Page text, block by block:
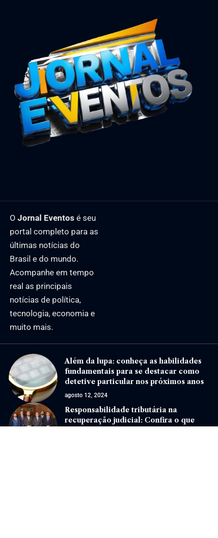
O Jornal Eventos é seu
portal completo para as
últimas notícias do
Brasil e do mundo.
Acompanhe em tempo
real as principais
notícias de política,
tecnologia, economia e
muito mais.
Além da lupa: conheça as habilidades
fundamentais para se destacar como
detetive particular nos próximos anos
agosto 12, 2024
Responsabilidade tributária na
recuperação judicial: Confira o que